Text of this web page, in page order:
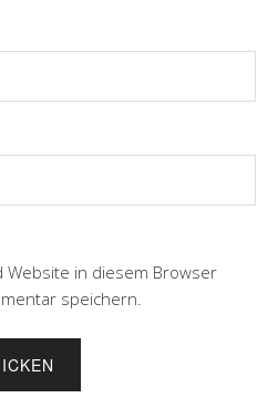
Website in diesem Browser
speichern.